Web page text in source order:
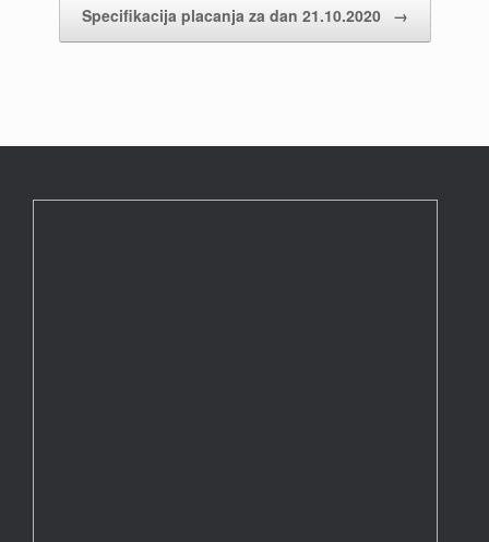
Specifikacija placanja za dan 21.10.2020 →